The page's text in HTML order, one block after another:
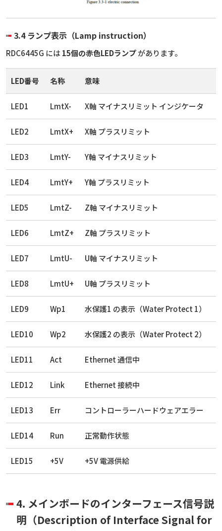
3.4 ランプ表示（Lamp instruction）
RDC6445G には15個の赤色LEDランプがあります。
LED番号 名称 意味
LED1 LmtX- X軸 マイナスリミット インジケータ
LED2 LmtX+ X軸 プラスリミット
LED3 LmtY- Y軸 マイナスリミット
LED4 LmtY+ Y軸 プラスリミット
LED5 LmtZ- Z軸 マイナスリミット
LED6 LmtZ+ Z軸 プラスリミット
LED7 LmtU- U軸 マイナスリミット
LED8 LmtU+ U軸 プラスリミット
LED9 Wp1 水保護1 の表示（Water Protect 1）
LED10 Wp2 水保護2 の表示（Water Protect 2）
LED11 Act Ethernet 通信中
LED12 Link Ethernet 接続中
LED13 Err コントローラーハードウェアエラー
LED14 Run 正常動作状態
LED15 +5V +5V 電源供給
4. メインボードのインターフェース信号説
明（Description of Interface Signal for